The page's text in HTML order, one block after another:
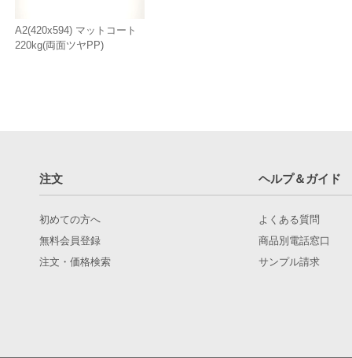
A2(420x594) マットコート
220kg(両面ツヤPP)
注文 ヘルプ＆ガイド
初めての方へ
無料会員登録
注文・価格検索
よくある質問
商品別電話窓口
サンプル請求